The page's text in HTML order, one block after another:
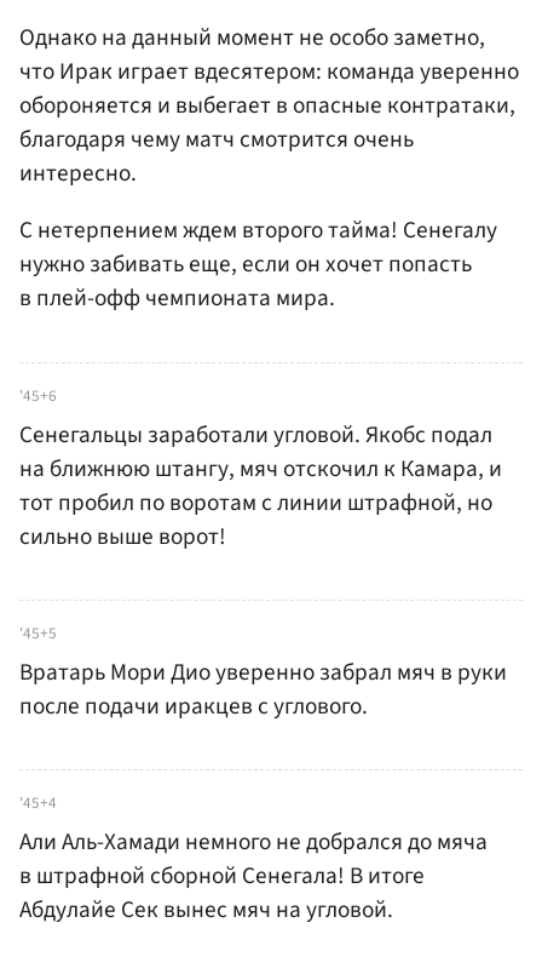
Однако на данный момент не особо заметно,
что Ирак играет вдесятером: команда уверенно
обороняется и выбегает в опасные контратаки,
благодаря чему матч смотрится очень
интересно.
С нетерпением ждем второго тайма! Сенегалу
нужно забивать еще, если он хочет попасть
в плей-офф чемпионата мира.
'45+6
Сенегальцы заработали угловой. Якобс подал
на ближнюю штангу, мяч отскочил к Камара, и
тот пробил по воротам с линии штрафной, но
сильно выше ворот!
'45+5
Вратарь Мори Дио уверенно забрал мяч в руки
после подачи иракцев с углового.
'45+4
Али Аль-Хамади немного не добрался до мяча
в штрафной сборной Сенегала! В итоге
Абдулайе Сек вынес мяч на угловой.